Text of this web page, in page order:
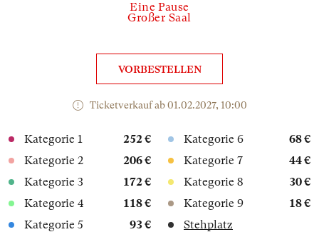
Eine Pause
Großer Saal
VORBESTELLEN
Ticketverkauf ab 01.02.2027, 10:00
Kategorie 1
252 €
Kategorie 2
206 €
Kategorie 3
172 €
Kategorie 4
118 €
Kategorie 5
93 €
Kategorie 6
68 €
Kategorie 7
44 €
Kategorie 8
30 €
Kategorie 9
18 €
Stehplatz